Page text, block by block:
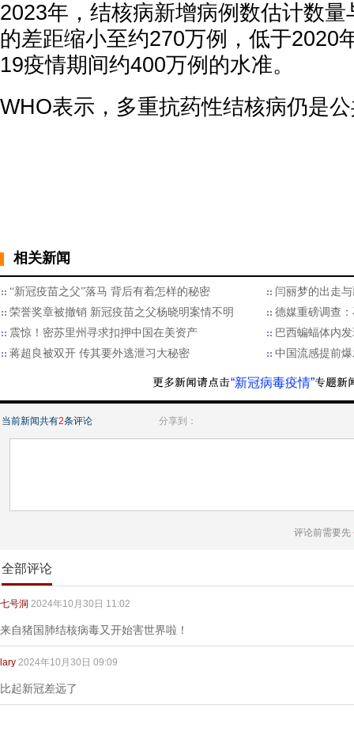
2023年，结核病新增病例数估计数
的差距缩小至约270万例，低于2020
19疫情期间约400万例的水准。
WHO表示，多重抗药性结核病仍是
相关新闻
“新冠疫苗之父”落马 背后有着怎样的秘密
闫丽梦的出走
荣誉奖章被撤销 新冠疫苗之父杨晓明案情不明
德媒重磅调查
震惊！密苏里州寻求扣押中国在美资产
巴西蝙蝠体内
蒋超良被双开 传其要外逃泄习大秘密
中国流感提前
“新冠病毒疫情”
当前新闻共有2条评论 分享到：
评论前需要先
全部评论
七号洞 2024年10月30日 11:02
来自猪国肺结核病毒又开始害世界啦！
lary 2024年10月30日 09:09
比起新冠差远了